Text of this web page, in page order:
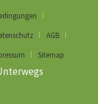
AGB
Sitemap